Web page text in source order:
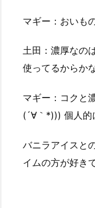
マギー：おいも
土田：濃厚なの
使ってるからかな
マギー：コクと
(´∀｀*))) 個人的
バニラアイスと
イムの方が好き